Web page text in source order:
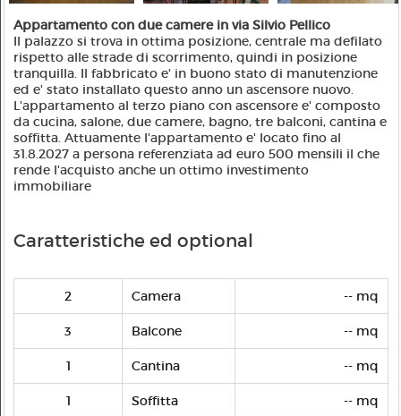
Appartamento con due camere in via Silvio Pellico
Il palazzo si trova in ottima posizione, centrale ma defilato
rispetto alle strade di scorrimento, quindi in posizione
tranquilla. Il fabbricato e' in buono stato di manutenzione
ed e' stato installato questo anno un ascensore nuovo.
L'appartamento al terzo piano con ascensore e' composto
da cucina, salone, due camere, bagno, tre balconi, cantina e
soffitta. Attuamente l'appartamento e' locato fino al
31.8.2027 a persona referenziata ad euro 500 mensili il che
rende l'acquisto anche un ottimo investimento
immobiliare
Caratteristiche ed optional
2 Camera -- mq
3 Balcone -- mq
1 Cantina -- mq
1 Soffitta -- mq